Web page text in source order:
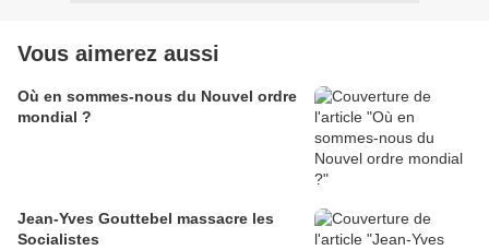
Vous aimerez aussi
Où en sommes-nous du Nouvel ordre
mondial ?
Jean-Yves Gouttebel massacre les
Socialistes